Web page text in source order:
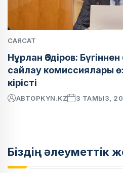
САЯСАТ
Нұрлан Әбдіров:
сайлау комиссиялары
кірісті
АВТОРKYN.KZ 3 ТАМЫЗ,
Біздің әлеуметтік